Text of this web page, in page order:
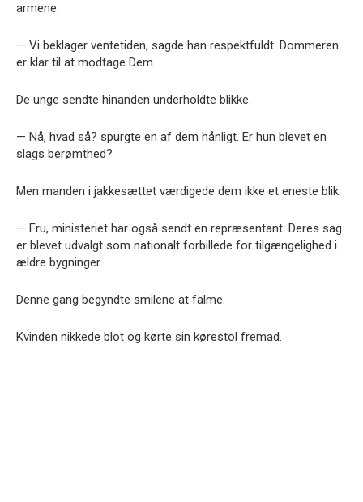
armene.
— Vi beklager ventetiden, sagde han respektfuldt. Dommeren
er klar til at modtage Dem.
De unge sendte hinanden underholdte blikke.
— Nå, hvad så? spurgte en af dem hånligt. Er hun blevet en
slags berømthed?
Men manden i jakkesættet værdigede dem ikke et eneste blik.
— Fru, ministeriet har også sendt en repræsentant. Deres sag
er blevet udvalgt som nationalt forbillede for tilgængelighed i
ældre bygninger.
Denne gang begyndte smilene at falme.
Kvinden nikkede blot og kørte sin kørestol fremad.